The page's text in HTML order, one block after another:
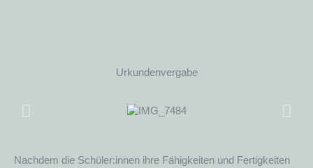
Urkundenvergabe
Nachdem die Schüler:innen ihre Fähigkeiten und Fertigkeiten